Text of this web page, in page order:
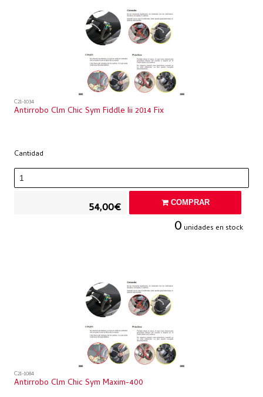
C21-1034
Antirrobo Clm Chic Sym Fiddle Iii 2014 Fix
Cantidad
54,00€ COMPRAR
0 unidades en stock
C21-1084
Antirrobo Clm Chic Sym Maxim-400